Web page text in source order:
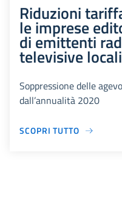
Riduzioni
le imprese
di emittenti
televisive locali
Soppressione delle
dall’annualità 2020
SCOPRI TUTTO